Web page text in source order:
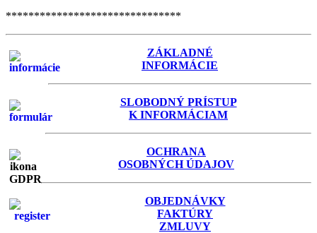
*******************************
ZÁKLADNÉ
INFORMÁCIE
SLOBODNÝ PRÍSTUP
K INFORMÁCIAM
OCHRANA
OSOBNÝCH ÚDAJOV
OBJEDNÁVKY
FAKTÚRY
ZMLUVY